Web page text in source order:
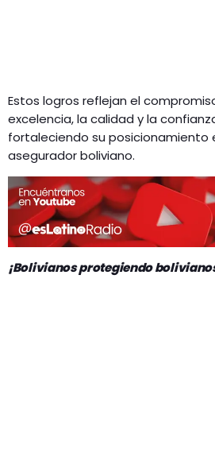
Estos logros reflejan el
excelencia, la calidad y la
fortaleciendo su posicionamiento
asegurador boliviano.
¡Bolivianos protegiendo